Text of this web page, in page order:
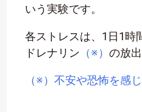
いう実験です。
各ストレスは、1日1時
ドレナリン （※） の放
（※）不安や恐怖を感